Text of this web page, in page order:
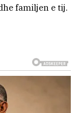
familjen e tij.